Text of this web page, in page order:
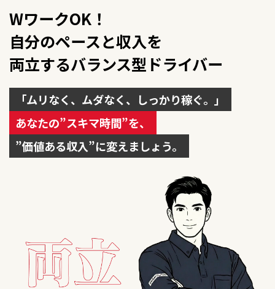
WワークOK！
自分のペースと収入を
両立するバランス型ドライバー
「ムリなく、ムダなく、しっかり稼ぐ。」
あなたの”スキマ時間”を、
”価値ある収入”に変えましょう。